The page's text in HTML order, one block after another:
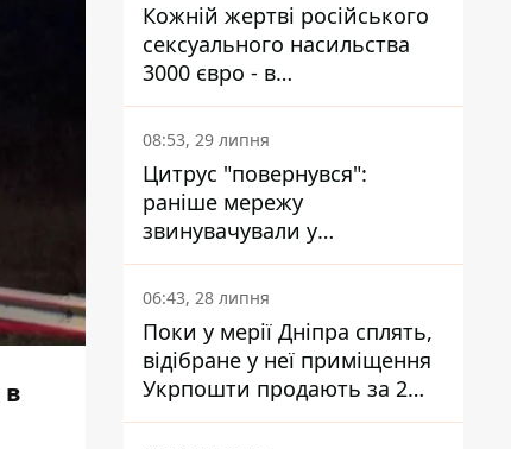
в
Кожній жертві російського
сексуального насильства
3000 євро - в
Мінсоцполітики пояснили
Інформатору, звідки на це
гроші
08:53, 29 липня
Цитрус "повернувся":
раніше мережу
звинувачували у
контрабанді техніки та
ухиленні від сплати
податків
06:43, 28 липня
Поки у мерії Дніпра сплять,
відібране у неї приміщення
Укрпошти продають за 2
мільйони